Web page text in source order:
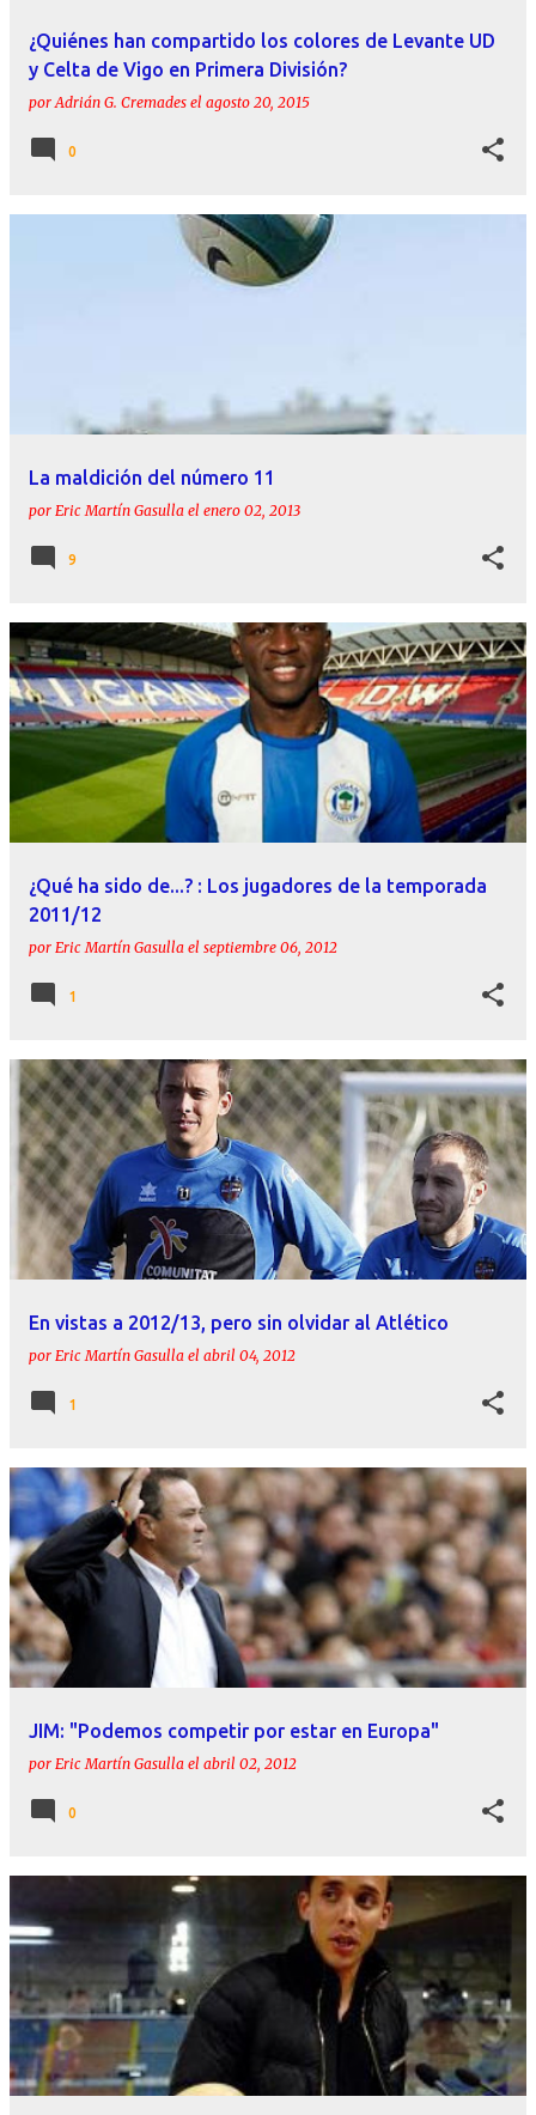
¿Quiénes han compartido los colores de Levante UD
y Celta de Vigo en Primera División?
porAdrián G. Cremades el agosto 20, 2015
0
La maldición del número 11
por Eric Martín Gasulla el enero 02, 2013
9
¿Qué ha sido de...? : Los jugadores de la temporada
2011/12
por Eric Martín Gasulla el septiembre 06, 2012
1
En vistas a 2012/13, pero sin olvidar al Atlético
por Eric Martín Gasulla el abril 04, 2012
1
JIM: "Podemos competir por estar en Europa"
por Eric Martín Gasulla el abril 02, 2012
0